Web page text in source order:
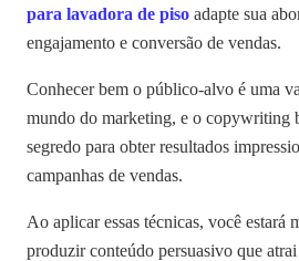
para lavadora de piso adapte sua
engajamento e conversão de vendas.
Conhecer bem o público-alvo é uma
mundo do marketing, e o copywriting
segredo para obter resultados
campanhas de vendas.
Ao aplicar essas técnicas, você estará
produzir conteúdo persuasivo que atrai